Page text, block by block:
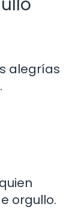
alegrías
orgullo.